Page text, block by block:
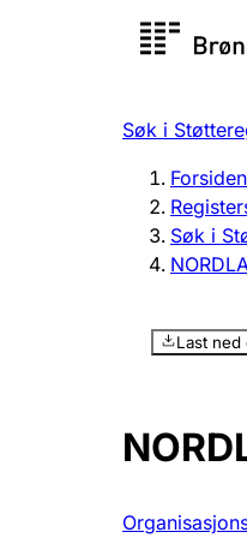
Søk i
Forsiden
Søk i
Last ned